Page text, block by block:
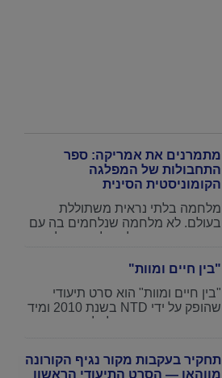
מתמרנים את אמריקה: ספר
התחבולות של המפלגה
הקומוניסטית הסינית
מלחמה בלתי נראית משתוללת
בעולם. לא מלחמה שנלחמים בה עם
רובים וכדורים, אלא מלחמה של
המפלגה הקומוניסטית הסינית
שימוש במלוא העוצמה של מנגנוני
תעמולה וההשפעות שלהם. לא רק
הצליחה להכתיב
"בין חיים ומוות"
"בין חיים ומוות" הוא סרט תיעודי
שהופק על ידי NTD בשנת 2010 ומיד
זכה בפרס פרס הוגו לטלוויזיה
עלייה חדה במספר השתלות איברים
תחקיר בעקבות מקור נגיף הקורונה
מווהאן — הסרט התיעודי הראשון